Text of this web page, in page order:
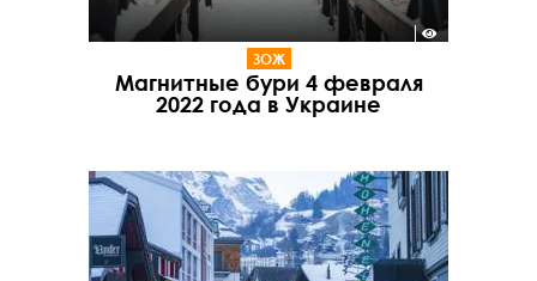
ЗОЖ
Магнитные бури 4 февраля
2022 года в Украине